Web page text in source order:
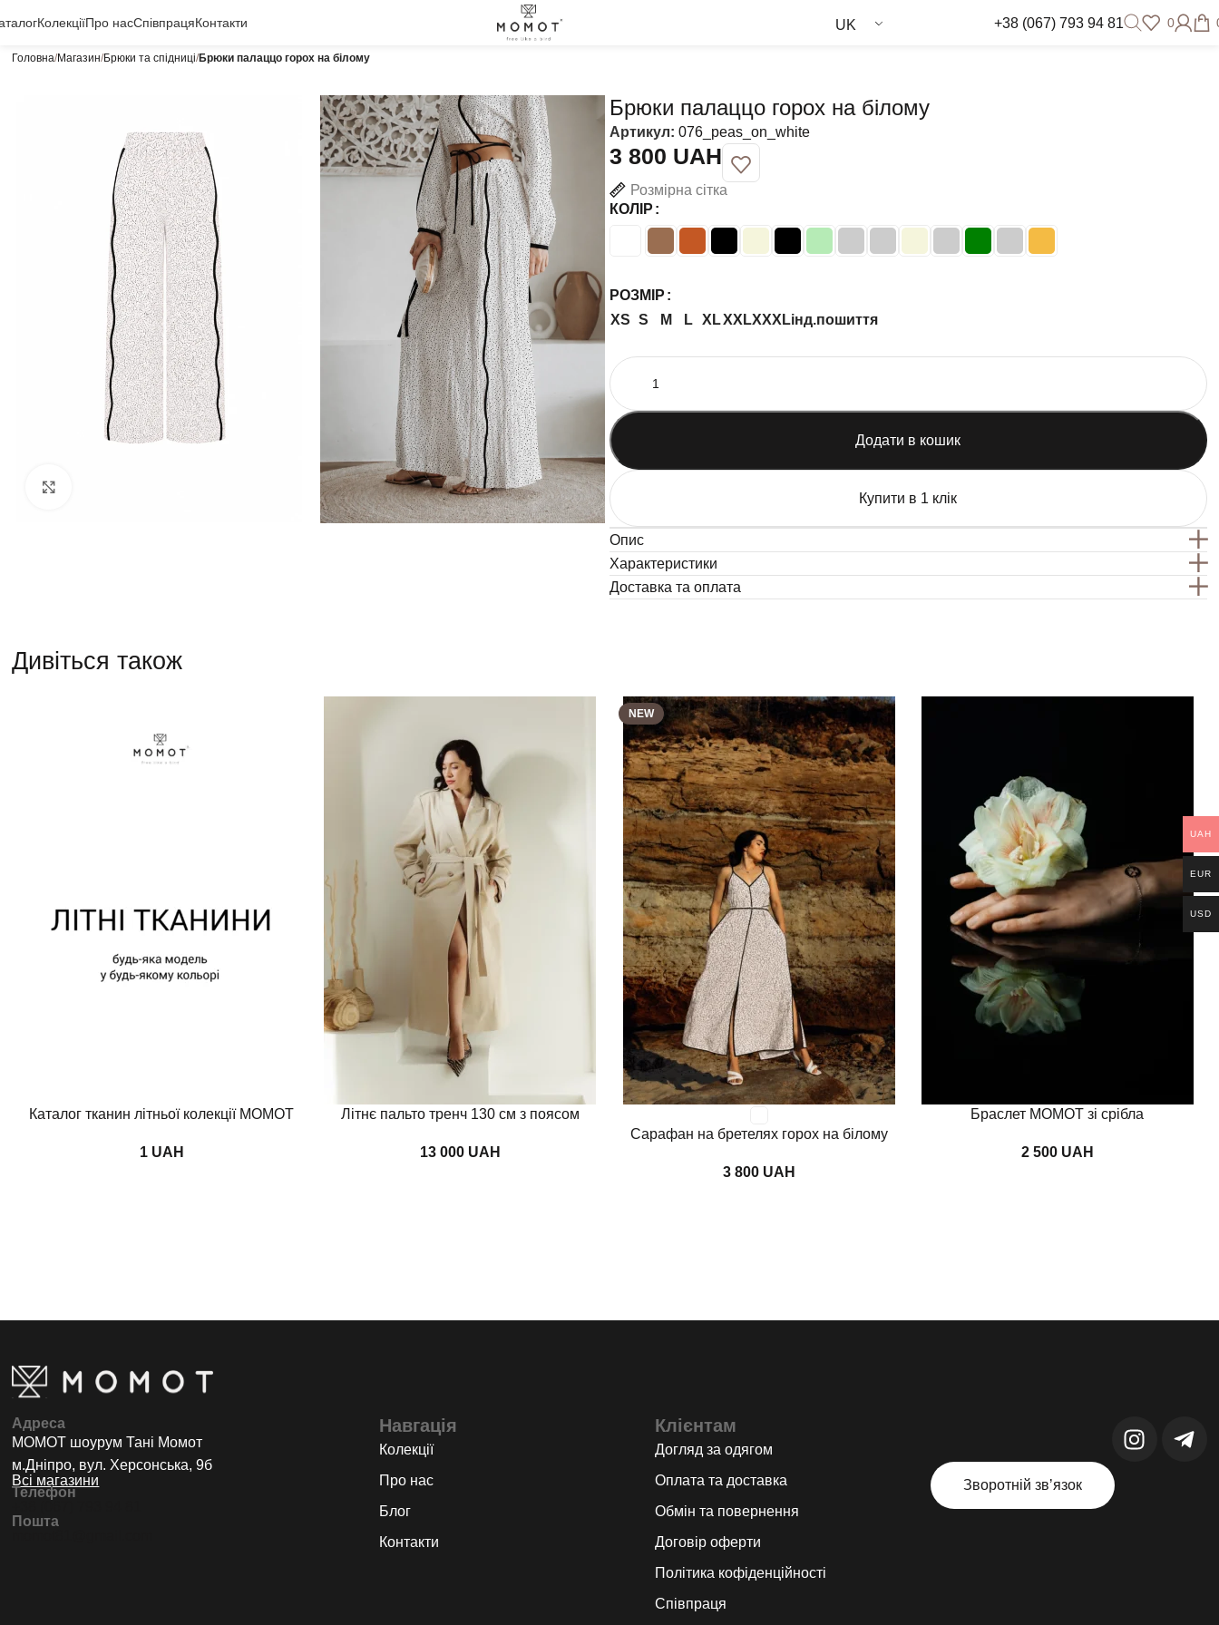
КолекціїПро насСпівпрацяКонтакти UK +38 (067) 793 94 81 0
Головна Магазин Брюки та спідниці Брюки палаццо горох на білому
Брюки палаццо горох на білому
Артикул: 076_peas_on_white
UAH
Розмірна сітка
КОЛІР
РОЗМІР
XS S M L XLXXLXXXLінд.пошиття
Додати в кошик
Купити в 1 клік
Опис
Характеристики
Доставка та оплата
Дивіться також
Додати в кошик
Каталог тканин літньої колекції MOMOT
UAH
Переглянути
Літнє пальто тренч 130 см з поясом
UAH
NEW
Сарафан на бретелях горох на білому
UAH
Додати в кошикБраслет MOMOT зі срібла
UAH
Адреса
МОМОТ шоурум Тані Момот
м.Дніпро, вул. Херсонська, 9б
Всі магазини
Телефон
Пошта
Навгація
Колекції
Про нас
Блог
Контакти
Клієнтам
Догляд за одягом
Оплата та доставка
Обмін та повернення
Договір оферти
Політика кофіденційності
Співпраця
Зворотній звʼязок
UAH
EUR
USD